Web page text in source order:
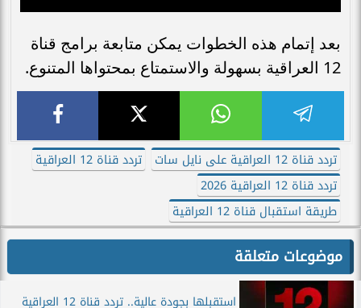
بعد إتمام هذه الخطوات يمكن متابعة برامج قناة
12 العراقية بسهولة والاستمتاع بمحتواها المتنوع.
تردد قناة 12 العراقية على نايل سات
تردد قناة 12 العراقية
تردد قناة 12 العراقية 2026
طريقة استقبال قناة 12 العراقية
موضوعات متعلقة
استقبلها بجودة عالية.. تردد قناة 12 العراقية